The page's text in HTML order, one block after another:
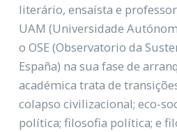
literário, ensaísta e
UAM (Universidade
o OSE (Observatorio da
España) na sua fase de
académica trata de
colapso civilizacional; eco-
política; filosofia política; e